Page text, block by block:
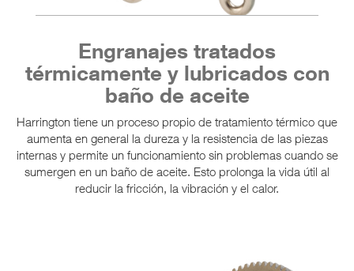
Engranajes tratados
térmicamente y lubricados con
baño de aceite
Harrington tiene un proceso propio de tratamiento térmico que
aumenta en general la dureza y la resistencia de las piezas
internas y permite un funcionamiento sin problemas cuando se
sumergen en un baño de aceite. Esto prolonga la vida útil al
reducir la fricción, la vibración y el calor.